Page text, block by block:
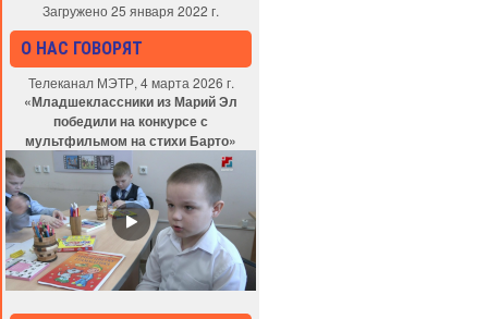
Загружено 25 января 2022 г.
О НАС ГОВОРЯТ
Телеканал МЭТР, 4 марта 2026 г.
«Младшеклассники из Марий Эл
победили на конкурсе с
мультфильмом на стихи Барто»